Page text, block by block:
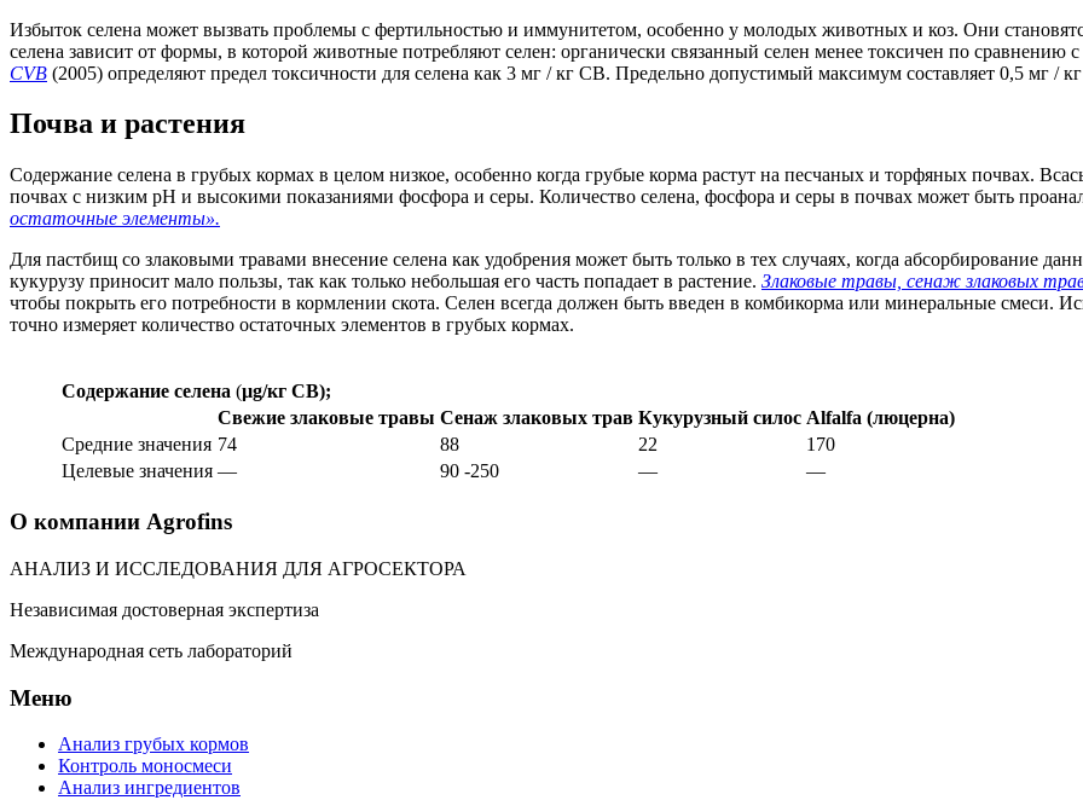
Избыток селена может вызвать проблемы с фертильностью и иммунитетом, особенно у молодых животных и коз. Они
селена зависит от формы, в которой животные потребляют селен: органически связанный селен менее токсичен по сравнению
CVB (2005) определяют предел токсичности для селена как 3 мг / кг СВ. Предельно допустимый максимум составляет 0,5 мг /
Почва и растения
Содержание селена в грубых кормах в целом низкое, особенно когда грубые корма растут на песчаных и торфяных почвах.
почвах с низким рН и высокими показаниями фосфора и серы. Количество селена, фосфора и серы в почвах может быть
остаточные элементы».
Для пастбищ со злаковыми травами внесение селена как удобрения может быть только в тех случаях, когда абсорбирование
кукурузу приносит мало пользы, так как только небольшая его часть попадает в растение. Злаковые травы, сенаж злаковых
чтобы покрыть его потребности в кормлении скота. Селен всегда должен быть введен в комбикорма или минеральные смеси.
точно измеряет количество остаточных элементов в грубых кормах.
Содержание селена (µg/кг СВ);
Свежие злаковые травы Сенаж злаковых трав Кукурузный силос Alfalfa (люцерна)
Средние значения 74 88 22
170
Целевые значения — 90 -250 — —
О компании Agrofins
АНАЛИЗ И ИССЛЕДОВАНИЯ ДЛЯ АГРОСЕКТОРА
Независимая достоверная экспертиза
Международная сеть лабораторий
Меню
Анализ грубых кормов
Контроль моносмеси
Анализ ингредиентов